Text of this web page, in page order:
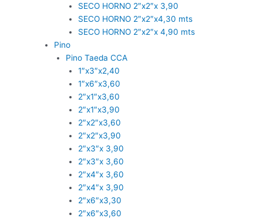
SECO HORNO 2″x2″x 3,90
SECO HORNO 2″x2″x4,30 mts
SECO HORNO 2″x2″x 4,90 mts
Pino
Pino Taeda CCA
1″x3″x2,40
1″x6″x3,60
2″x1″x3,60
2″x1″x3,90
2″x2″x3,60
2″x2″x3,90
2″x3″x 3,90
2″x3″x 3,60
2″x4″x 3,60
2″x4″x 3,90
2″x6″x3,30
2″x6″x3,60